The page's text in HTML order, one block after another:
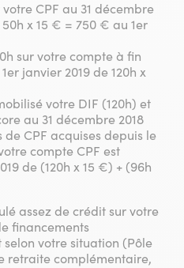
CPF au 31 décembre
x 15 € = 750 € au 1er
sur votre compte à fin
janvier 2019 de 120h x
votre DIF (120h) et
au 31 décembre 2018
de CPF acquises depuis le
compte CPF est
de (120h x 15 €) + (96h
assez de crédit sur votre
financements
votre situation (Pôle
retraite complémentaire,